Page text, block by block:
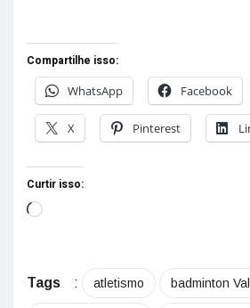
Compartilhe isso:
WhatsApp
Facebook
X Pinterest
Curtir isso:
Tags : atletismo badminton